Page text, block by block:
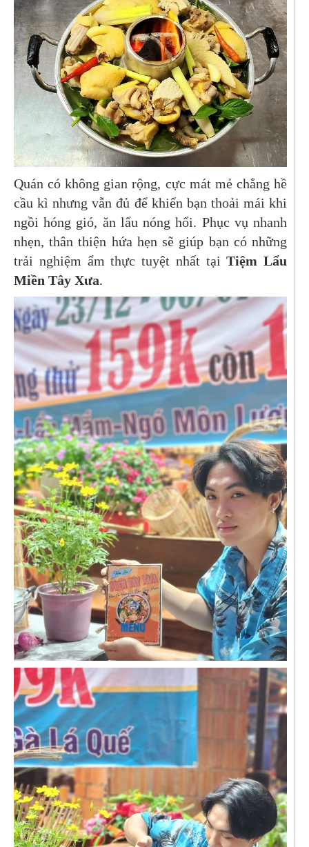
Quán có không gian rộng, cực mát mẻ chẳng hề
cầu kì nhưng vẫn đủ để khiến bạn thoải mái khi
ngồi hóng gió, ăn lẩu nóng hổi. Phục vụ nhanh
nhẹn, thân thiện hứa hẹn sẽ giúp bạn có những
trải nghiệm ẩm thực tuyệt nhất tạiTiệm Lẩu
Miền Tây Xưa.